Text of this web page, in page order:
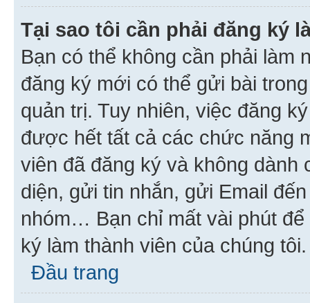
Tại sao tôi cần phải đăng ký
Bạn có thể không cần phải làm
đăng ký mới có thể gửi bài
quản trị. Tuy nhiên, việc đăng
được hết tất cả các chức năng
viên đã đăng ký và không
diện, gửi tin nhắn, gửi Email
nhóm… Bạn chỉ mất vài phút
ký làm thành viên của chúng tôi.
Đầu trang